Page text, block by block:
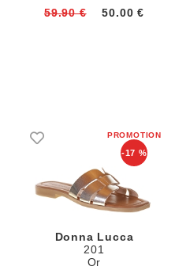
59.90 €
50.00 €
-17 %
Donna Lucca
201
Or